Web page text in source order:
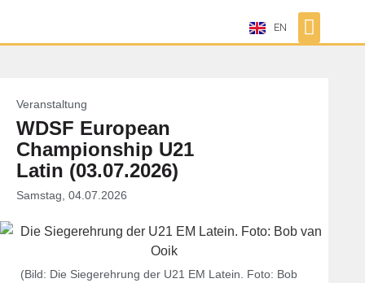
EN
Veranstaltung
WDSF European
Championship U21
Latin (03.07.2026)
Samstag, 04.07.2026
(Bild: Die Siegerehrung der U21 EM Latein. Foto: Bob